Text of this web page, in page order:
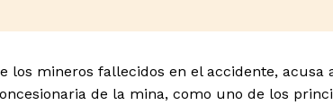
los mineros fallecidos en el accidente, acusa
de la mina, como uno de los